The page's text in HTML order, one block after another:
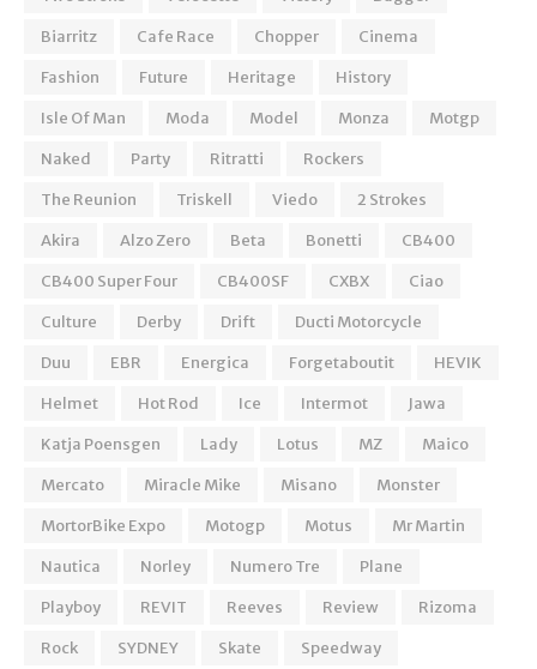
Biarritz
Cafe Race Chopper
Cinema
Fashion
Future Heritage
History
Isle Of Man
Moda Model Monza
Motgp
Naked
Party Ritratti
Rockers
The Reunion
Triskell Viedo
2 Strokes
Akira
Alzo Zero Beta Bonetti
CB400
CB400 Super Four
CB400SF CXBX
Ciao
Culture
Derby Drift
Ducti Motorcycle
Duu
EBR Energica Forgetaboutit
HEVIK
Helmet
Hot Rod Ice Intermot
Jawa
Katja Poensgen
Lady Lotus MZ
Maico
Mercato
Miracle Mike Misano
Monster
MortorBike Expo
Motogp Motus
Mr Martin
Nautica
Norley Numero Tre
Plane
Playboy
REVIT Reeves Review
Rizoma
Rock
SYDNEY Skate
Speedway